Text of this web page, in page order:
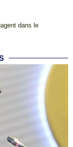
dans le